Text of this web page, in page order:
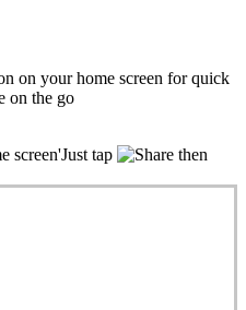
on your home screen for quick
on the go
screen'Just tap
then